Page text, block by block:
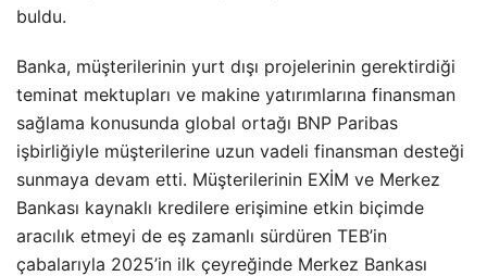
buldu.
Banka, müşterilerinin yurt dışı projelerinin gerektirdiği
teminat mektupları ve makine yatırımlarına finansman
sağlama konusunda global ortağı BNP Paribas
işbirliğiyle müşterilerine uzun vadeli finansman desteği
sunmaya devam etti. Müşterilerinin EXİM ve Merkez
Bankası kaynaklı kredilere erişimine etkin biçimde
aracılık etmeyi de eş zamanlı sürdüren TEB’in
çabalarıyla 2025’in ilk çeyreğinde Merkez Bankası